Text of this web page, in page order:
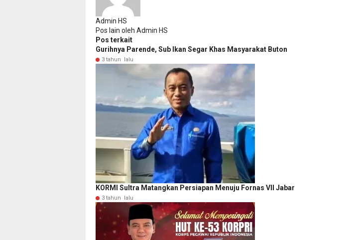
Admin HS
Pos lain oleh Admin HS
Pos terkait
Gurihnya Parende, Sub Ikan Segar Khas Masyarakat Buton
3 tahun lalu
KORMI Sultra Matangkan Persiapan Menuju Fornas VII Jabar
3 tahun lalu